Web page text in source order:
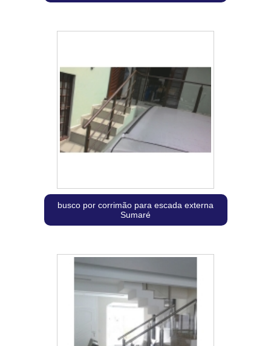
busco por corrimão para escada externa
Sumaré